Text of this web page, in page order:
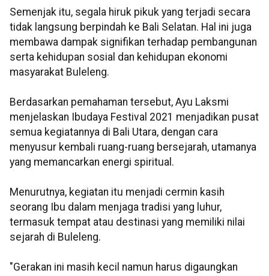
Semenjak itu, segala hiruk pikuk yang terjadi secara
tidak langsung berpindah ke Bali Selatan. Hal ini juga
membawa dampak signifikan terhadap pembangunan
serta kehidupan sosial dan kehidupan ekonomi
masyarakat Buleleng.
Berdasarkan pemahaman tersebut, Ayu Laksmi
menjelaskan Ibudaya Festival 2021 menjadikan pusat
semua kegiatannya di Bali Utara, dengan cara
menyusur kembali ruang-ruang bersejarah, utamanya
yang memancarkan energi spiritual.
Menurutnya, kegiatan itu menjadi cermin kasih
seorang Ibu dalam menjaga tradisi yang luhur,
termasuk tempat atau destinasi yang memiliki nilai
sejarah di Buleleng.
"Gerakan ini masih kecil namun harus digaungkan